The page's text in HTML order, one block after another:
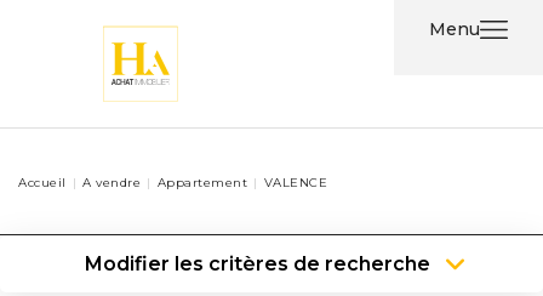
Menu
Nos
Accueil A vendre Appartement VALENCE
Modifier les critères de recherche